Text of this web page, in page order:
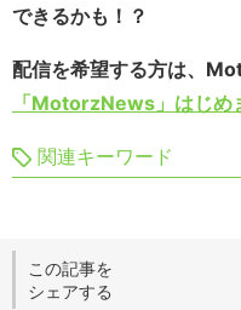
できるかも！？
配信を希望する方は、
「MotorzNews」はじめ
関連キーワード
この記事を
シェアする